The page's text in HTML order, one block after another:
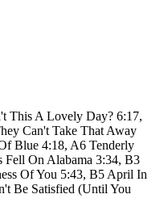
This A Lovely Day? 6:17,
Can't Take That Away
Blue 4:18, A6 Tenderly
Fell On Alabama 3:34, B3
Of You 5:43, B5 April In
Be Satisfied (Until You